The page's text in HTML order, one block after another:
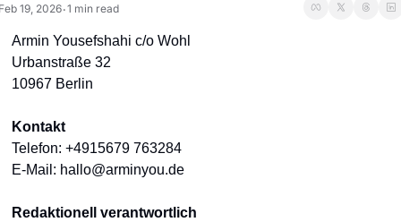
19, 2026•1 min read
Armin Yousefshahi c/o Wohl
Urbanstraße 32
10967 Berlin
Kontakt
Telefon: +4915679 763284
E-Mail: hallo@arminyou.de
Redaktionell verantwortlich